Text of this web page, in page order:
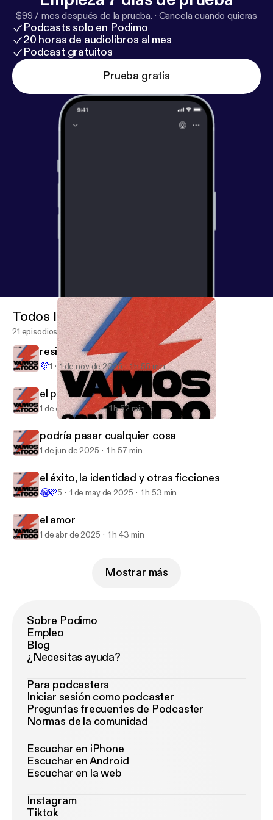
$99 / mes después de la prueba. · Cancela cuando quieras
Podcasts solo en Podimo
20 horas de audiolibros al mes
Podcast gratuitos
Prueba gratis
Vamos con todo
Todos los episodios
21 episodios
resistencia frente a la llanura
💜1 1 de nov de 2025 1 h 55 min
el poder y sus tempestades de sal
1 de oct de 2025 1 h 52 min
podría pasar cualquier cosa
1 de jun de 2025 1 h 57 min
el éxito, la identidad y otras ficciones
😂💜5 1 de may de 2025 1 h 53 min
el amor
1 de abr de 2025 1 h 43 min
Mostrar más
Sobre Podimo
Empleo
Blog
¿Necesitas ayuda?
Para podcasters
Iniciar sesión como podcaster
Preguntas frecuentes de Podcaster
Normas de la comunidad
Escuchar en iPhone
Escuchar en Android
Escuchar en la web
Instagram
Tiktok